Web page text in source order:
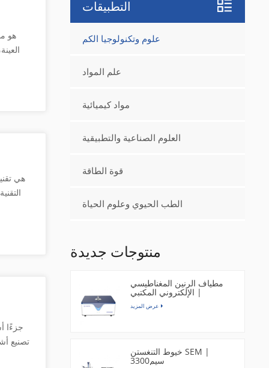
للبحث
على
تصنيع
التطبيقات
علوم وتكنولوجيا الكم
علم المواد
مواد كيميائية
العلوم الصناعية والتطبيقية
قوة الطاقة
الطب الحيوي وعلوم الحياة
منتوجات جديدة
مطياف الرنين المغناطيسي
الإلكتروني المكتبي |
EPR200M
عرض المزيد
خيوط التنغستن SEM |
سيم3300